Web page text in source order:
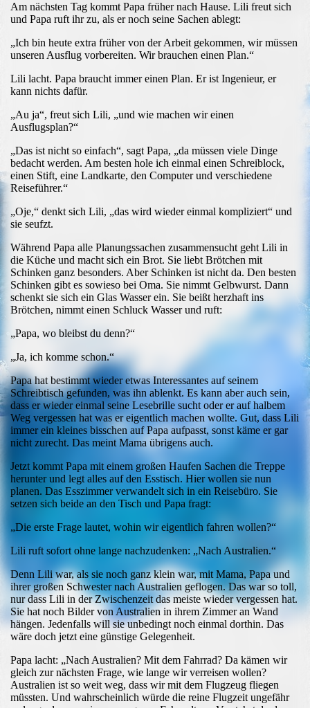
Am nächsten Tag kommt Papa früher nach Hause. Lili freut sich
und Papa ruft ihr zu, als er noch seine Sachen ablegt:
„Ich bin heute extra früher von der Arbeit gekommen, wir müssen
unseren Ausflug vorbereiten. Wir brauchen einen Plan.“
Lili lacht. Papa braucht immer einen Plan. Er ist Ingenieur, er
kann nichts dafür.
„Au ja“, freut sich Lili, „und wie machen wir einen
Ausflugsplan?“
„Das ist nicht so einfach“, sagt Papa, „da müssen viele Dinge
bedacht werden. Am besten hole ich einmal einen Schreiblock,
einen Stift, eine Landkarte, den Computer und verschiedene
Reiseführer.“
„Oje,“ denkt sich Lili, „das wird wieder einmal kompliziert“ und
sie seufzt.
Während Papa alle Planungssachen zusammensucht geht Lili in
die Küche und macht sich ein Brot. Sie liebt Brötchen mit
Schinken ganz besonders. Aber Schinken ist nicht da. Den besten
Schinken gibt es sowieso bei Oma. Sie nimmt Gelbwurst. Dann
schenkt sie sich ein Glas Wasser ein. Sie beißt herzhaft ins
Brötchen, nimmt einen Schluck Wasser und ruft:
„Papa, wo bleibst du denn?“
„Ja, ich komme schon.“
Papa hat bestimmt wieder etwas Interessantes auf seinem
Schreibtisch gefunden, was ihn ablenkt. Es kann aber auch sein,
dass er wieder einmal seine Lesebrille sucht oder er auf halbem
Weg vergessen hat was er eigentlich machen wollte. Gut, dass Lili
immer ein kleines bisschen auf Papa aufpasst, sonst käme er gar
nicht zurecht. Das meint Mama übrigens auch.
Jetzt kommt Papa mit einem großen Haufen Sachen die Treppe
herunter und legt alles auf den Esstisch. Hier wollen sie nun
planen. Das Esszimmer verwandelt sich in ein Reisebüro. Sie
setzen sich beide an den Tisch und Papa fragt:
„Die erste Frage lautet, wohin wir eigentlich fahren wollen?“
Lili ruft sofort ohne lange nachzudenken: „Nach Australien.“
Denn Lili war, als sie noch ganz klein war, mit Mama, Papa und
ihrer großen Schwester nach Australien geflogen. Das war so toll,
nur dass Lili in der Zwischenzeit das meiste wieder vergessen hat.
Sie hat noch Bilder von Australien in ihrem Zimmer an Wand
hängen. Jedenfalls will sie unbedingt noch einmal dorthin. Das
wäre doch jetzt eine günstige Gelegenheit.
Papa lacht: „Nach Australien? Mit dem Fahrrad? Da kämen wir
gleich zur nächsten Frage, wie lange wir verreisen wollen?
Australien ist so weit weg, dass wir mit dem Flugzeug fliegen
müssten. Und wahrscheinlich würde die reine Flugzeit ungefähr